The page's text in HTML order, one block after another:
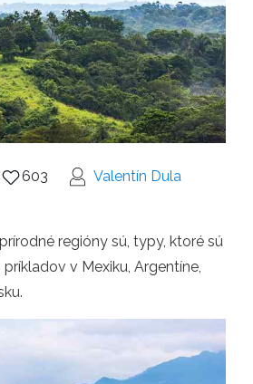
603 Valentín Dula
regióny sú, typy, ktoré sú
v Mexiku, Argentíne,